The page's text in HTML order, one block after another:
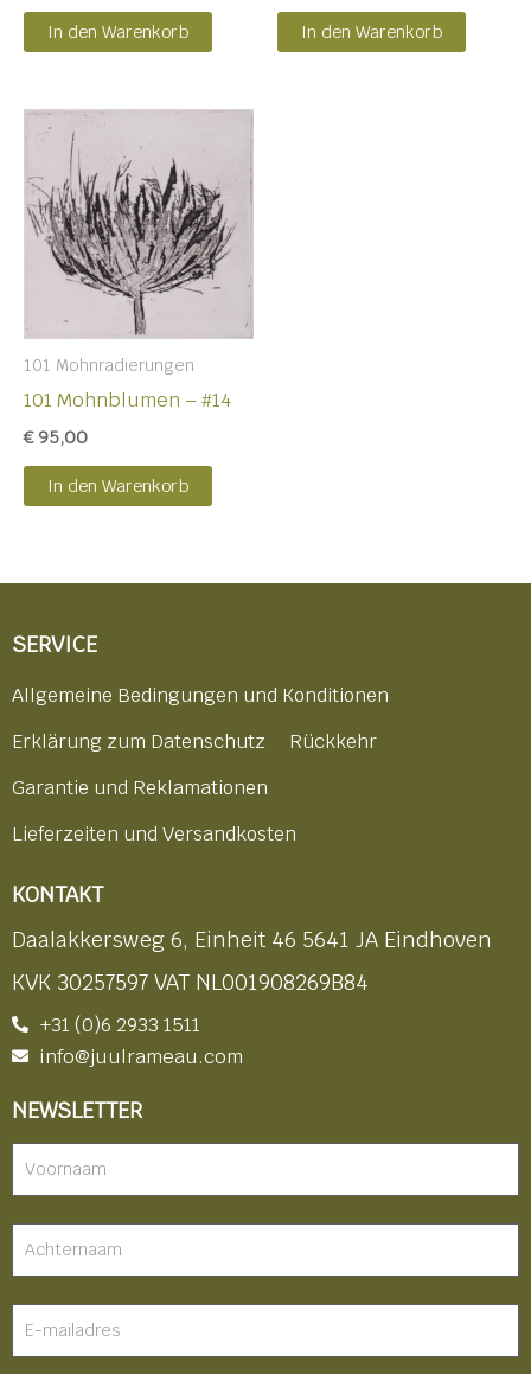
In den Warenkorb In den Warenkorb
101 Mohnradierungen
101 Mohnblumen – #14
€95,00
In den Warenkorb
SERVICE
Allgemeine Bedingungen und Konditionen
Erklärung zum Datenschutz
Rückkehr
Garantie und Reklamationen
Lieferzeiten und Versandkosten
KONTAKT
Daalakkersweg 6, Einheit 46 5641 JA Eindhoven
KVK 30257597 VAT NL001908269B84
+31 (0)6 2933 1511
info@juulrameau.com
NEWSLETTER
Nieuwsbrief
footer